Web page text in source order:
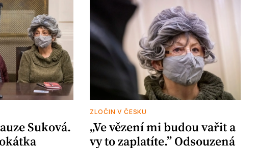
Suková.
ZLOČIN V ČESKU
„Ve vězení mi budou vařit a
vy to zaplatíte.” Odsouzená